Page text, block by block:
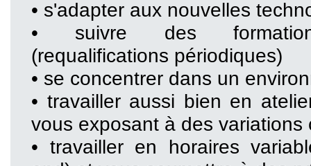
• s'adapter aux nouvelles
• suivre des
(requalifications périodiques)
• se concentrer dans un
• travailler aussi bien en
vous exposant à des variations
• travailler en horaires